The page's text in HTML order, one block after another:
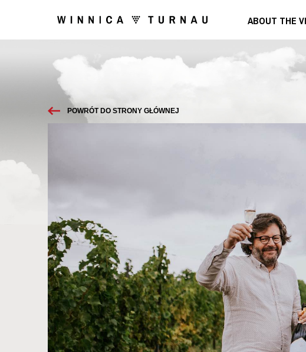
ABOUT THE
POWRÓT DO STRONY GŁÓWNEJ